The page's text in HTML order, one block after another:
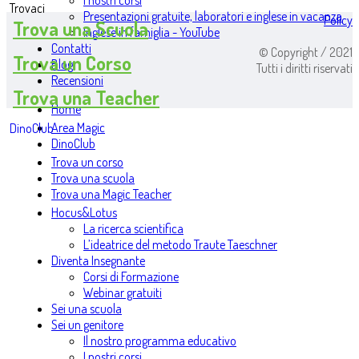
Presentazioni gratuite, laboratori e inglese in vacanza
Inglese in famiglia - YouTube
Contatti
Blog
Recensioni
Home
Area Magic
DinoClub
Trova un corso
Trova una scuola
Trova una Magic Teacher
Hocus&Lotus
La ricerca scientifica
L’ideatrice del metodo Traute Taeschner
Diventa Insegnante
Corsi di Formazione
Webinar gratuiti
Sei una scuola
Sei un genitore
Il nostro programma educativo
Trovaci
Trova una Scuola
Trova un Corso
Trova una Teacher
DinoClub
Policy
© Copyright / 2021
Tutti i diritti riservati